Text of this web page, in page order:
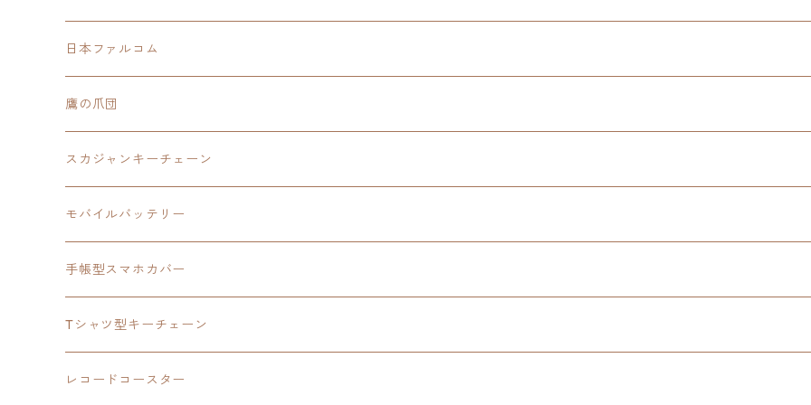
モバイルバッテリー
スカジャンキーチェーン
スカジャン
シャツ
日本ファルコム
イースⅧ
モバイルバッテリー
手帳型スマホカバー
東亰ザナドゥ
閃の軌跡Ⅲ
モバイルバッテリー
手帳型スマホカバー
閃の軌跡Ⅳ
手帳型スマホカバー
モバイルバッテリー
軌跡シリーズ
トランプ
閃の軌跡Ⅱ
鷹の爪団
モバイルバッテリー
手帳型スマホカバー
スカジャンキーチェーン
ウルトラマンシリーズ
日本ファルコム
閃の軌跡Ⅲ
軌跡シリーズ
モバイルバッテリー
ウルトラマン
鷹の爪
イースⅧ
手帳型スマホカバー
鷹の爪団
イースⅧ
Tシャツ型キーチェーン
日本ファルコム
レコードコースター